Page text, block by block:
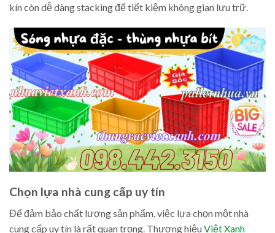
kín còn dễ dàng stacking để tiết kiệm không gian lưu trữ.
Chọn lựa nhà cung cấp uy tín
Để đảm bảo chất lượng sản phẩm, việc lựa chọn một nhà
cung cấp uy tín là rất quan trọng. Thương hiệuViệt Xanh